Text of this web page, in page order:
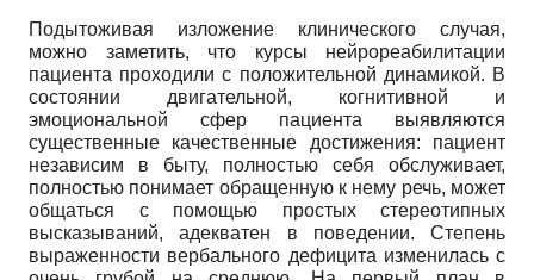
Подытоживая изложение клинического случая,
можно заметить, что курсы нейрореабилитации
пациента проходили с положительной динамикой. В
состоянии двигательной, когнитивной и
эмоциональной сфер пациента выявляются
существенные качественные достижения: пациент
независим в быту, полностью себя обслуживает,
полностью понимает обращенную к нему речь, может
общаться с помощью простых стереотипных
высказываний, адекватен в поведении. Степень
выраженности вербального дефицита изменилась с